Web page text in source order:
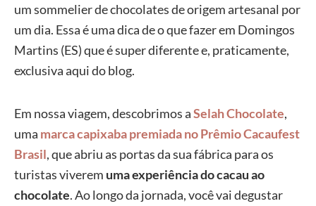
um sommelier de chocolates de origem artesanal por
um dia. Essa é uma dica de o que fazer em Domingos
Martins (ES) que é super diferente e, praticamente,
exclusiva aqui do blog.
Em nossa viagem, descobrimos aSelah Chocolate,
uma marca capixaba premiada no Prêmio Cacaufest
Brasil, que abriu as portas da sua fábrica para os
turistas viverem uma experiência do cacau ao
chocolate. Ao longo da jornada, você vai degustar